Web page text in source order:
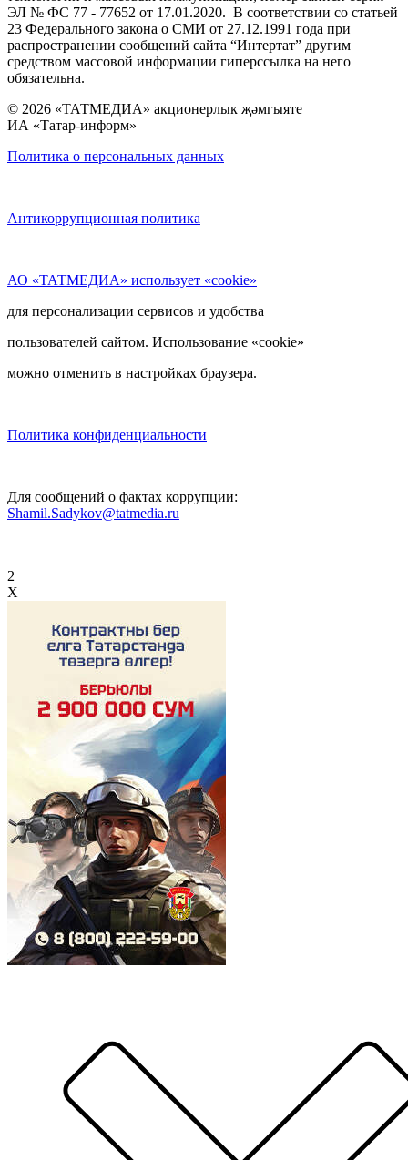
ЭЛ № ФС 77 - 77652 от 17.01.2020. В соответствии со статьей
23 Федерального закона о СМИ от 27.12.1991 года при
распространении сообщений сайта “Интертат” другим
средством массовой информации гиперссылка на него
обязательна.
© 2026 «ТАТМЕДИА» акционерлык җәмгыяте
ИА «Татар-информ»
Политика о персональных данных
Антикоррупционная политика
АО «ТАТМЕДИА» использует «cookie»
для персонализации сервисов и удобства
пользователей сайтом. Использование «cookie»
можно отменить в настройках браузера.
Политика конфиденциальности
Для сообщений о фактах коррупции:
Shamil.Sadykov@tatmedia.ru
2
X